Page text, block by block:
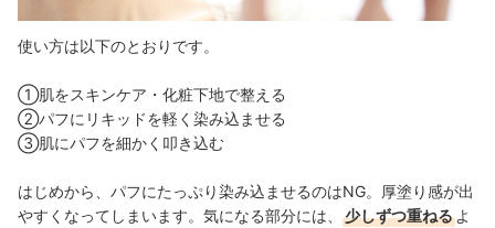
使い方は以下のとおりです。
①肌をスキンケア・化粧下地で整える
②パフにリキッドを軽く染み込ませる
③肌にパフを細かく叩き込む
はじめから、パフにたっぷり染み込ませるのはNG。厚塗り感が出
やすくなってしまいます。気になる部分には、
少しずつ重ねる よ